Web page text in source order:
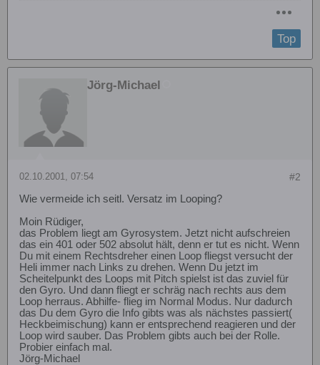
Top
Jörg-Michael
#2
02.10.2001, 07:54
Wie vermeide ich seitl. Versatz im Looping?
Moin Rüdiger,
das Problem liegt am Gyrosystem. Jetzt nicht aufschreien
das ein 401 oder 502 absolut hält, denn er tut es nicht. Wenn
Du mit einem Rechtsdreher einen Loop fliegst versucht der
Heli immer nach Links zu drehen. Wenn Du jetzt im
Scheitelpunkt des Loops mit Pitch spielst ist das zuviel für
den Gyro. Und dann fliegt er schräg nach rechts aus dem
Loop herraus. Abhilfe- flieg im Normal Modus. Nur dadurch
das Du dem Gyro die Info gibts was als nächstes passiert(
Heckbeimischung) kann er entsprechend reagieren und der
Loop wird sauber. Das Problem gibts auch bei der Rolle.
Probier einfach mal.
Jörg-Michael